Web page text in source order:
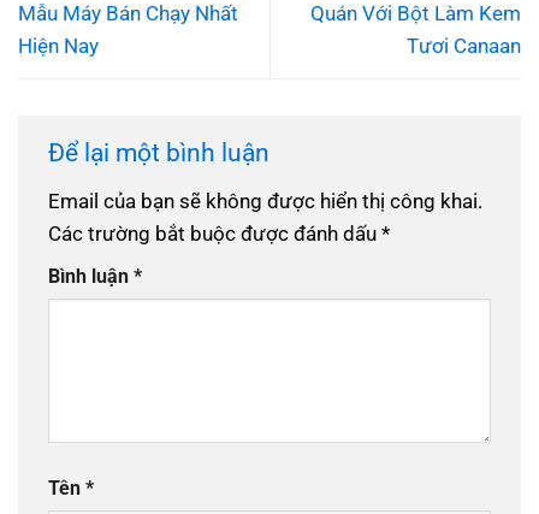
Mẫu Máy Bán Chạy Nhất
Hiện Nay
Quán Với Bột Làm Kem
Tươi Canaan
Để lại một bình luận
Email của bạn sẽ không được hiển thị công khai.
Các trường bắt buộc được đánh dấu *
Bình luận *
Tên *